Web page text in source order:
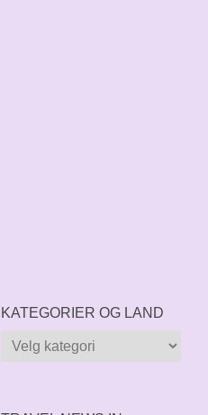
KATEGORIER OG LAND
Kategorier